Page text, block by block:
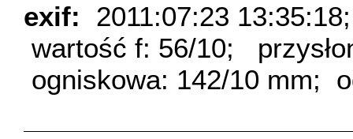
exif:
2011:07:23 13:35:18;
wartość f: 56/10;
ogniskowa: 142/10 mm;